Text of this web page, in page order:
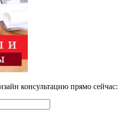
консультацию прямо сейчас: